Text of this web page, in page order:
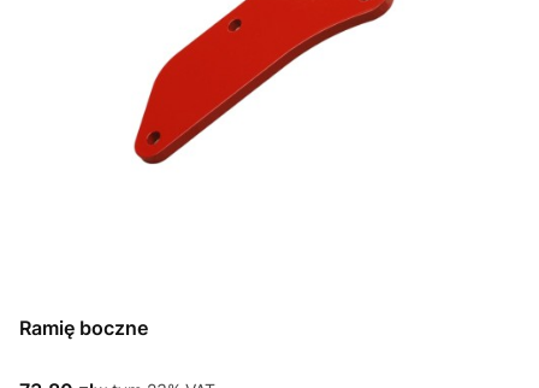
Ramię boczne